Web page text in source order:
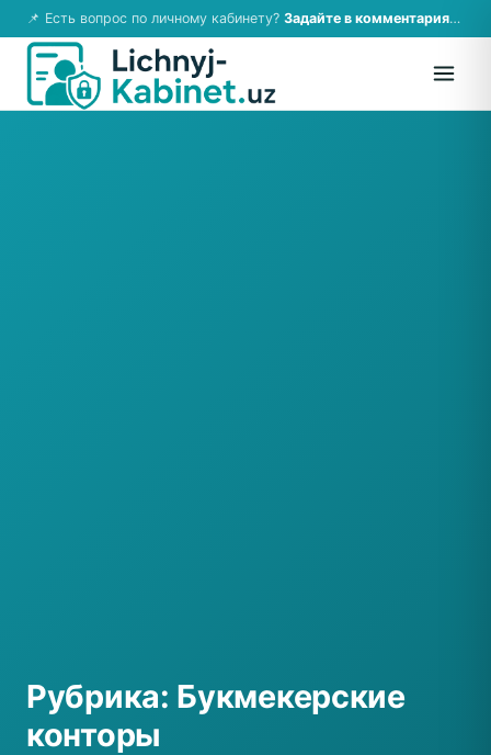
📌 Есть вопрос по личному кабинету? Задайте в комментариях — ответим!
Рубрика: Букмекерские
конторы